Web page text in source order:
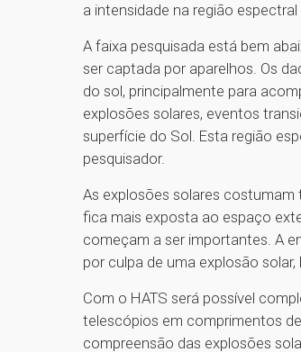
a intensidade na região
A faixa pesquisada está bem
ser captada por aparelhos. Os
do sol, principalmente para
explosões solares, eventos
superfície do Sol. Esta região
pesquisador.
As explosões solares costumam
fica mais exposta ao espaço
começam a ser importantes. A
por culpa de uma explosão
Com o HATS será possível
telescópios em comprimentos
compreensão das explosões